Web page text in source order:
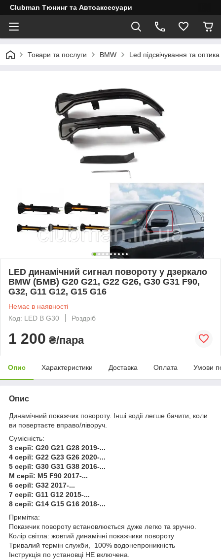
Clubman Тюнинг та Автоаксесуари
Товари та послуги BMW Led підсвічування та оптика
LED динамічний сигнал повороту у дзеркало
BMW (БМВ) G20 G21, G22 G26, G30 G31 F90,
G32, G11 G12, G15 G16
Немає в наявності
Код: LED B G30
Роздріб
1 200 ₴/пара
Опис Характеристики Доставка Оплата Умови
Опис
Динамічний покажчик повороту. Інші водії легше бачити, коли
ви повертаєте вправо/ліворуч.
Сумісність:
3 серії: G20 G21 G28 2019-...
4 серії: G22 G23 G26 2020-...
5 серії: G30 G31 G38 2016-...
M серії: M5 F90 2017-...
6 серії: G32 2017-...
7 серії: G11 G12 2015-...
8 серії: G14 G15 G16 2018-...
Примітка:
Покажчик повороту встановлюється дуже легко та зручно.
Колір світла: жовтий динамічні покажчики повороту
Тривалий термін служби, 100% водонепроникність
Інструкція по установці НЕ включена.